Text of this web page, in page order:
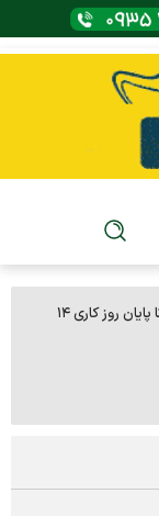
🔴 اکسل جامع داده‌های بازار سرمایه (تا پایان روز کاری ۱۴